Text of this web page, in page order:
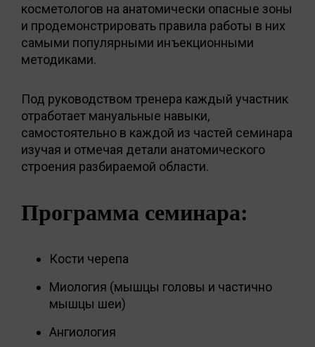
косметологов на анатомически опасные зоны
и продемонстрировать правила работы в них
самыми популярными инъекционными
методиками.
Под руководством тренера каждый участник
отработает мануальные навыки,
самостоятельно в каждой из частей семинара
изучая и отмечая детали анатомического
строения разбираемой области.
Программа семинара:
Кости черепа
Миология (мышцы головы и частично
мышцы шеи)
Ангиология